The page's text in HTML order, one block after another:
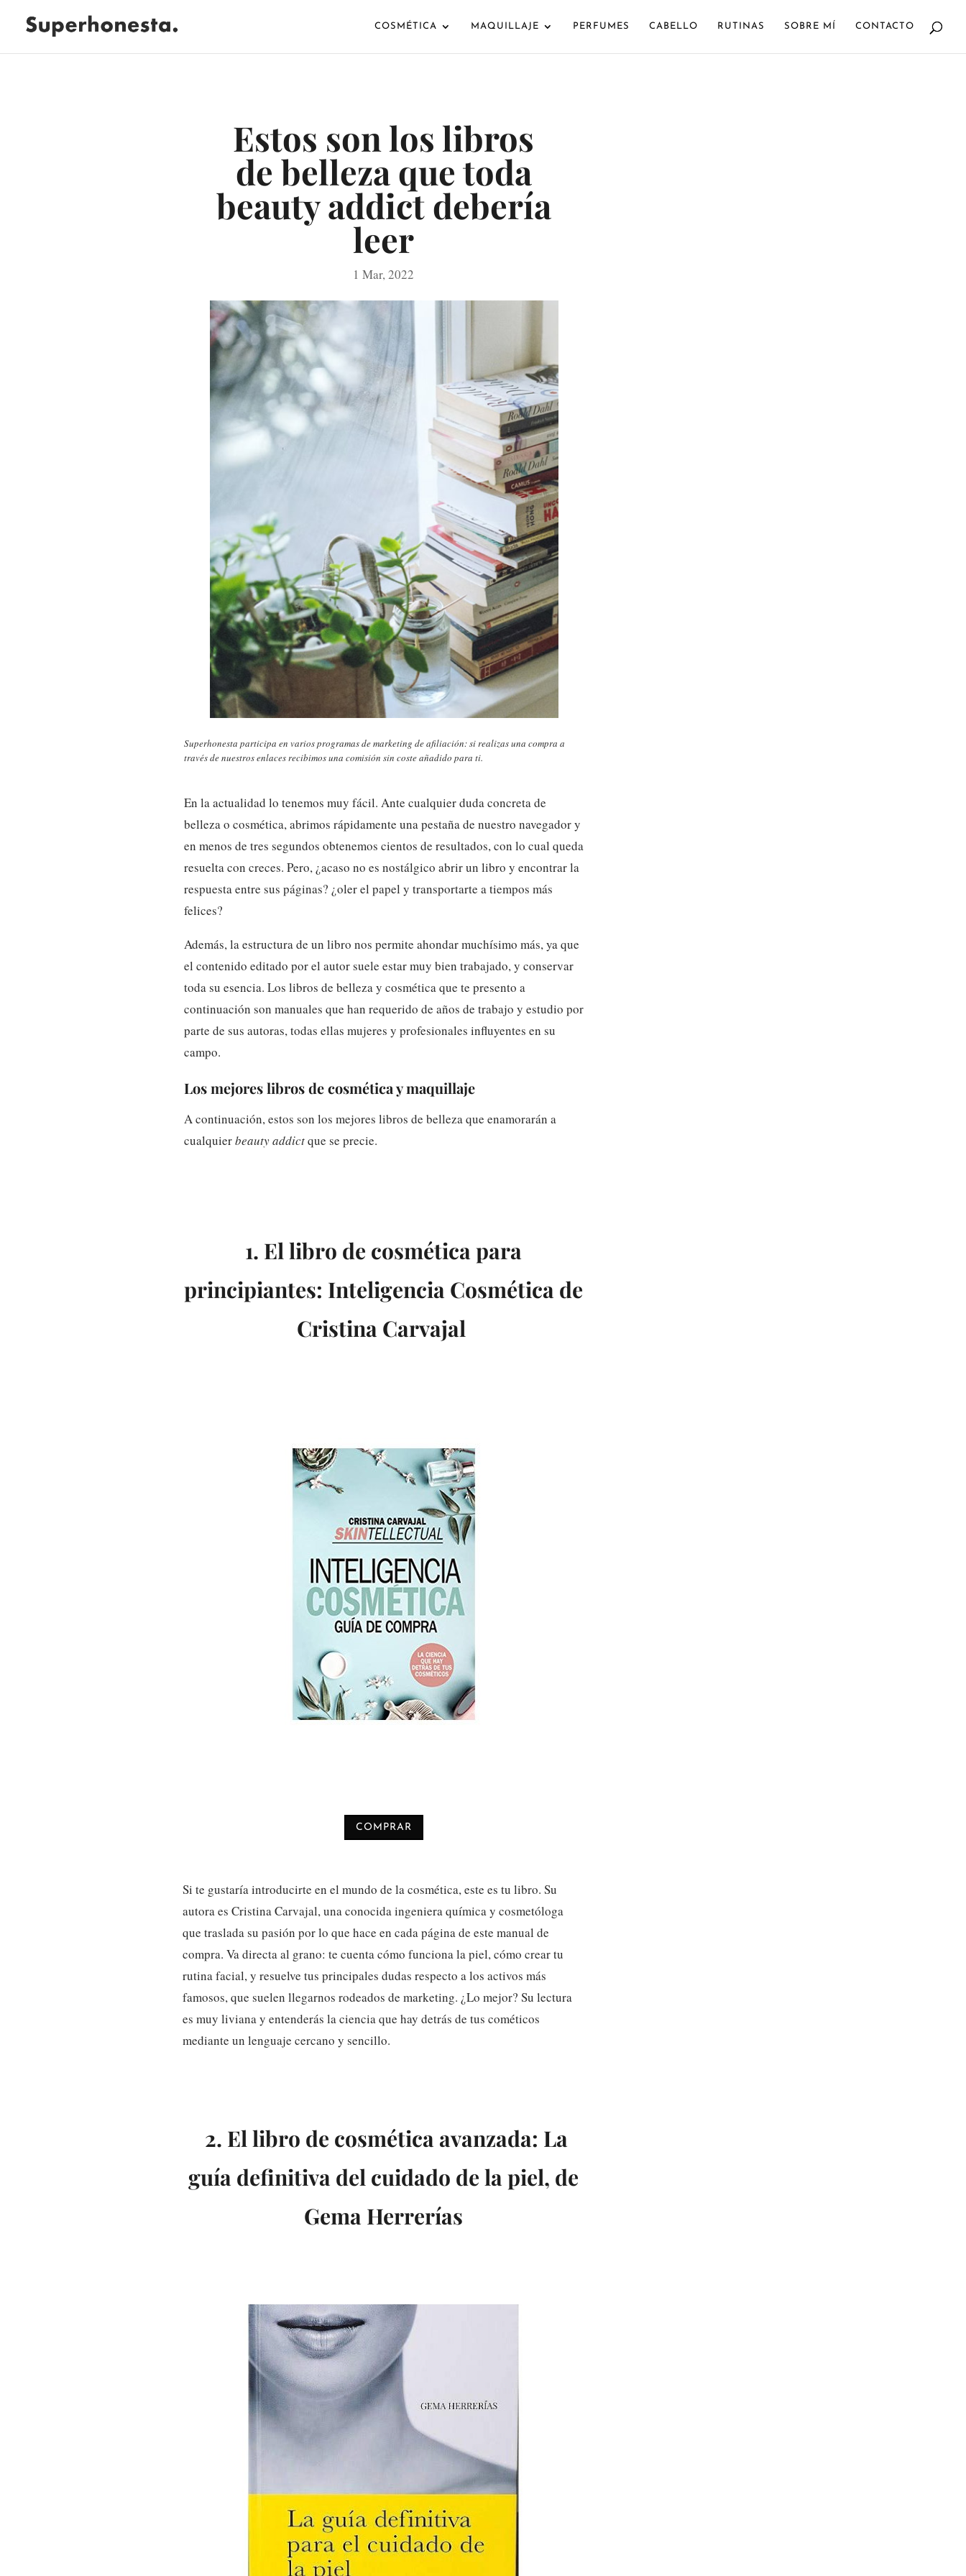
COSMÉTICA MAQUILLAJE PERFUMES CABELLO RUTINAS SOBRE MÍ CONTACTO
Estos son los libros
de belleza que toda
beauty addict debería
leer
1 Mar, 2022
Superhonesta participa en varios programas de marketing de afiliación: si realizas una compra a
través de nuestros enlaces recibimos una comisión sin coste añadido para ti.
En la actualidad lo tenemos muy fácil. Ante cualquier duda concreta de
belleza o cosmética, abrimos rápidamente una pestaña de nuestro navegador y
en menos de tres segundos obtenemos cientos de resultados, con lo cual queda
resuelta con creces. Pero, ¿acaso no es nostálgico abrir un libro y encontrar la
respuesta entre sus páginas? ¿oler el papel y transportarte a tiempos más
felices?
Además, la estructura de un libro nos permite ahondar muchísimo más, ya que
el contenido editado por el autor suele estar muy bien trabajado, y conservar
toda su esencia. Los libros de belleza y cosmética que te presento a
continuación son manuales que han requerido de años de trabajo y estudio por
parte de sus autoras, todas ellas mujeres y profesionales influyentes en su
campo.
Los mejores libros de cosmética y maquillaje
A continuación, estos son los mejores libros de belleza que enamorarán a
cualquierbeauty addictque se precie.
1. El libro de cosmética para
principiantes: Inteligencia Cosmética de
Cristina Carvajal
COMPRAR
Si te gustaría introducirte en el mundo de la cosmética, este es tu libro. Su
autora es Cristina Carvajal, una conocida ingeniera química y cosmetóloga
que traslada su pasión por lo que hace en cada página de este manual de
compra. Va directa al grano: te cuenta cómo funciona la piel, cómo crear tu
rutina facial, y resuelve tus principales dudas respecto a los activos más
famosos, que suelen llegarnos rodeados de marketing. ¿Lo mejor? Su lectura
es muy liviana y entenderás la ciencia que hay detrás de tus cométicos
mediante un lenguaje cercano y sencillo.
2. El libro de cosmética avanzada: La
guía definitiva del cuidado de la piel, de
Gema Herrerías